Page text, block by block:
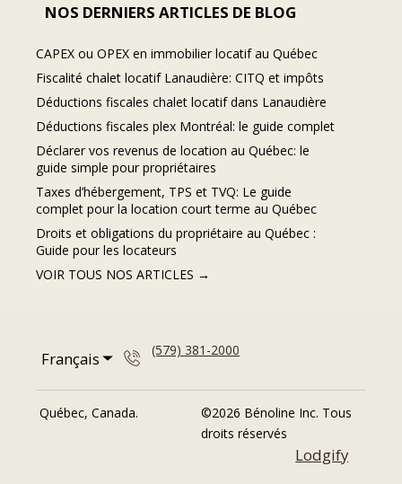
NOS DERNIERS ARTICLES DE BLOG
CAPEX ou OPEX en immobilier locatif au Québec
Fiscalité chalet locatif Lanaudière: CITQ et impôts
Déductions fiscales chalet locatif dans Lanaudière
Déductions fiscales plex Montréal: le guide complet
Déclarer vos revenus de location au Québec: le
guide simple pour propriétaires
Taxes d’hébergement, TPS et TVQ: Le guide
complet pour la location court terme au Québec
Droits et obligations du propriétaire au Québec :
Guide pour les locateurs
VOIR TOUS NOS ARTICLES →
Français (579) 381-2000
Québec, Canada. ©2026 Bénoline Inc. Tous
droits réservés
Lodgify